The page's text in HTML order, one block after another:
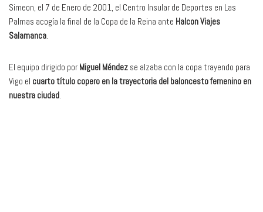
Simeon, el 7 de Enero de 2001, el Centro Insular de Deportes en Las
Palmas acogía la final de la Copa de la Reina ante Halcon Viajes
Salamanca.
El equipo dirigido porMiguel Méndez se alzaba con la copa trayendo para
Vigo el cuarto título copero en la trayectoria del baloncesto femenino en
nuestra ciudad.